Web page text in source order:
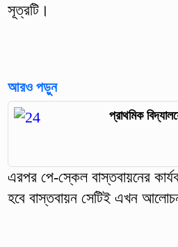
সূত্রটি।
আরও পড়ুন
প্রাথমিক
এরপর পে-স্কেল বাস্তবায়নের
হবে বাস্তবায়ন সেটিই এখন